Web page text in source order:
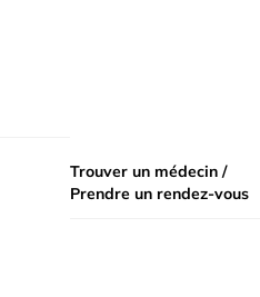
Trouver un médecin /
Prendre un rendez-vous